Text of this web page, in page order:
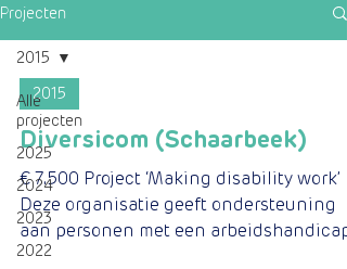
Projecten
Alle
projecten
2025
2024
2023
2022
2015
2015
Diversicom (Schaarbeek)
€ 7.500 Project ‘Making disability work’
Deze organisatie geeft ondersteuning
aan personen met een arbeidshandicap
die op zoek zijn naar...